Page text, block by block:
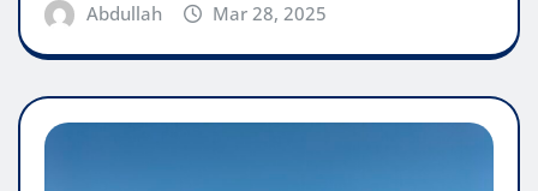
Abdullah Mar 28, 2025